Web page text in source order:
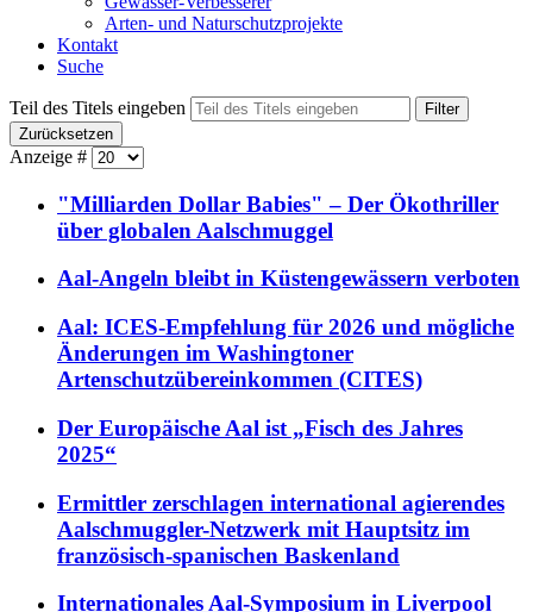
Arten- und Naturschutzprojekte
Kontakt
Suche
Teil des Titels eingeben
Filter
Zurücksetzen
Anzeige #
"Milliarden Dollar Babies" – Der Ökothriller
über globalen Aalschmuggel
Aal-Angeln bleibt in Küstengewässern verboten
Aal: ICES-Empfehlung für 2026 und mögliche
Änderungen im Washingtoner
Artenschutzübereinkommen (CITES)
Der Europäische Aal ist „Fisch des Jahres
2025“
Ermittler zerschlagen international agierendes
Aalschmuggler-Netzwerk mit Hauptsitz im
französisch-spanischen Baskenland
Internationales Aal-Symposium in Liverpool